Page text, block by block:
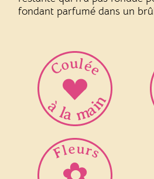
fondant parfumé dans un